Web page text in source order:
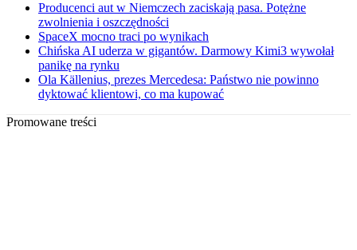
Producenci aut w Niemczech zaciskają pasa. Potężne
zwolnienia i oszczędności
SpaceX mocno traci po wynikach
Chińska AI uderza w gigantów. Darmowy Kimi3 wywołał
panikę na rynku
Ola Källenius, prezes Mercedesa: Państwo nie powinno
dyktować klientowi, co ma kupować
Promowane treści